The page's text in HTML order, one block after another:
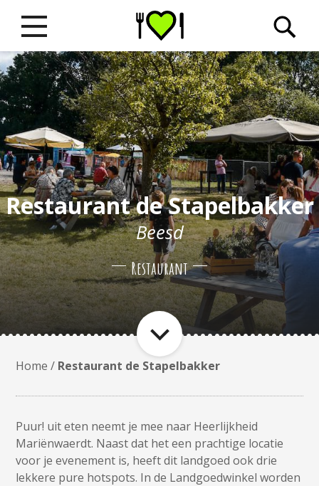
Restaurant de Stapelbakker
Beesd
Restaurant
Home / Restaurant de Stapelbakker
Puur! uit eten neemt je mee naar Heerlijkheid
Mariënwaerdt. Naast dat het een prachtige locatie
voor je evenement is, heeft dit landgoed ook drie
lekkere pure hotspots. In de Landgoedwinkel worden